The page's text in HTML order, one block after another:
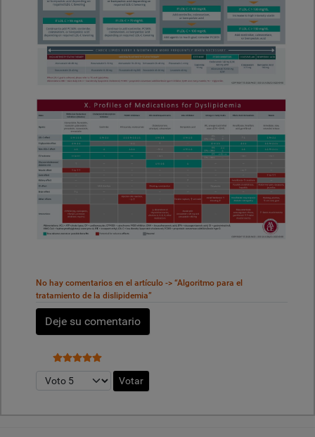
No hay comentarios en el artículo -> “Algoritmo para el
tratamiento de la dislipidemia”
Deje su comentario
Ratio:5/5
Por favor, vote